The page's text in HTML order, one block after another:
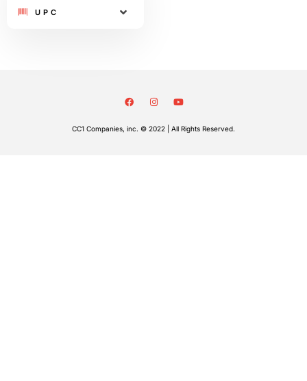
UPC
CC1 Companies, inc. © 2022 | All Rights Reserved.